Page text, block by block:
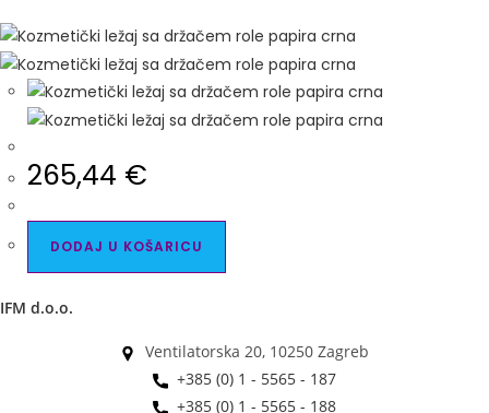
265,44 €
DODAJ U KOŠARICU
IFM d.o.o.
Ventilatorska 20, 10250 Zagreb
+385 (0) 1 - 5565 - 187
+385 (0) 1 - 5565 - 188